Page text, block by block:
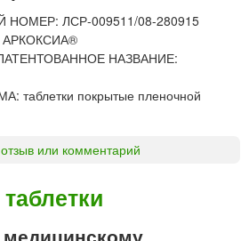
ЛСР-009511/08-280915
НАЗВАНИЕ:
покрытые пленочной
или комментарий